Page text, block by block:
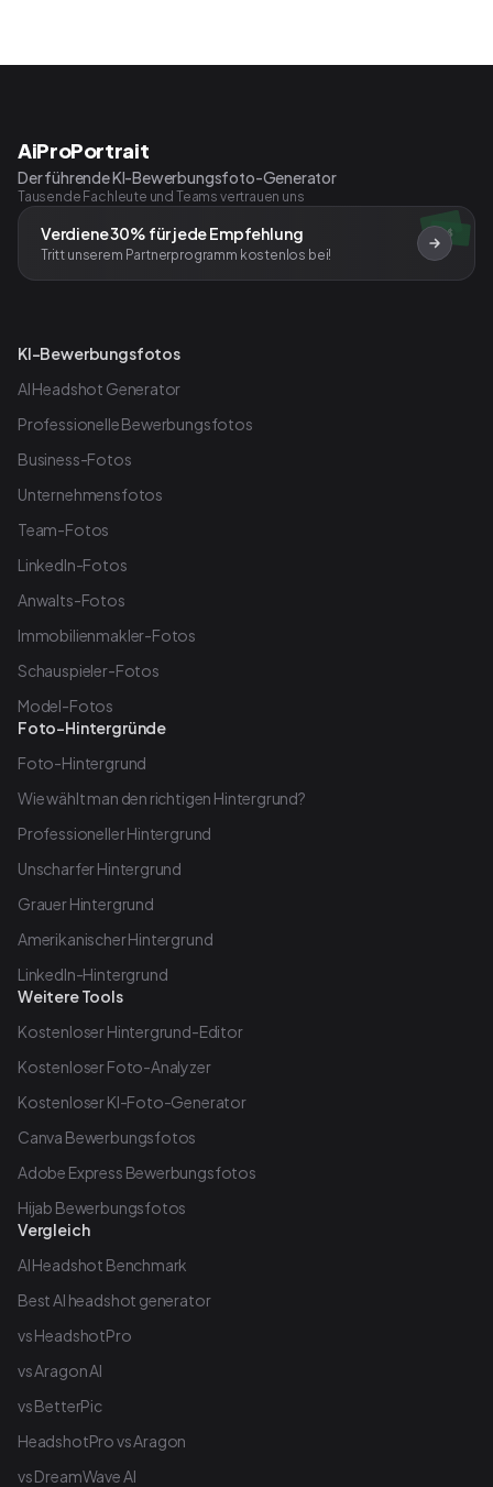
AiProPortrait
Der führende KI-Bewerbungsfoto-Generator
Tausende Fachleute und Teams vertrauen uns
$
Verdiene 30% für jede Empfehlung
Tritt unserem Partnerprogramm kostenlos bei!
KI-Bewerbungsfotos
AI Headshot Generator
Professionelle Bewerbungsfotos
Business-Fotos
Unternehmensfotos
Team-Fotos
LinkedIn-Fotos
Anwalts-Fotos
Immobilienmakler-Fotos
Schauspieler-Fotos
Model-Fotos
Foto-Hintergründe
Foto-Hintergrund
Wie wählt man den richtigen Hintergrund?
Professioneller Hintergrund
Unscharfer Hintergrund
Grauer Hintergrund
Amerikanischer Hintergrund
LinkedIn-Hintergrund
Weitere Tools
Kostenloser Hintergrund-Editor
Kostenloser Foto-Analyzer
Kostenloser KI-Foto-Generator
Canva Bewerbungsfotos
Adobe Express Bewerbungsfotos
Hijab Bewerbungsfotos
Vergleich
AI Headshot Benchmark
Best AI headshot generator
vs HeadshotPro
vs Aragon AI
vs BetterPic
HeadshotPro vs Aragon
vs DreamWave AI